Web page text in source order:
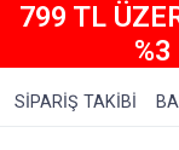
799 TL
SİPARİŞ TAKİBİ